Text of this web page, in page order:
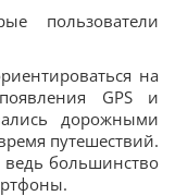
пользователи
на
GPS и
дорожными
путешествий.
ведь большинство